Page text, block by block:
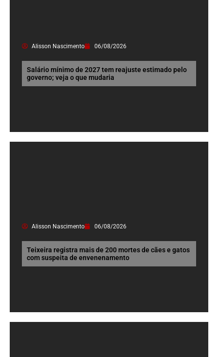
Alisson Nascimento 06/08/2026
Salário mínimo de 2027 tem reajuste estimado pelo
governo; veja o que mudaria
Alisson Nascimento 06/08/2026
Teixeira registra mais de 200 mortes de cães e gatos
com suspeita de envenenamento